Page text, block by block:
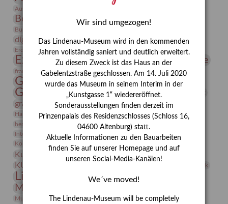
Ausstellung „Vier Winde“
Bernhard August von Lindenau
Burg Posterstein
digitallabor Entartete Kunst
Enteignung
Erdmann Julius Dietrich
Erlebnisportal estrusker Exlibris
Expressionismus Festrede Florenz Fotografie
frauen Frauen in der Antike und heute
Gerhard-Altenbourg-Preis
Gerhard Altenbourg
Gerhard Kurt Müller
grafische sammlung griechische Mythologie
Hanns-Conon von der Gabelentz Heinrich Kirchhoff Heldinnen
herman de vries Humboldt
Insekten
Integriertes Schädlingsmanagement
Jahresempfang
Kolosseum
Kunst
Kunstmuseum Kunstvermittlung Kunst von Kühl
KUNSTWAND Künstler Lehmbruck
Lindenau-Museum Marstall
Museumsgeschichte
Museumspädagogik Mäzen Napoleon Natur
Neue Remise
Wir sind umgezogen!
Das Lindenau-Museum wird in den kommenden
Jahren vollständig saniert und deutlich erweitert.
Zu diesem Zweck ist das Haus an der
Gabelentzstraße geschlossen. Am 14. Juli 2020
wurde das Museum in seinem Interim in der
„Kunstgasse 1“ wiedereröffnet.
Sonderausstellungen finden derzeit im
Prinzenpalais des Residenzschlosses (Schloss 16,
04600 Altenburg) statt.
Aktuelle Informationen zu den Bauarbeiten
finden Sie auf unserer Homepage und auf
unseren Social-Media-Kanälen!
We´ve moved!
The Lindenau-Museum will be completely